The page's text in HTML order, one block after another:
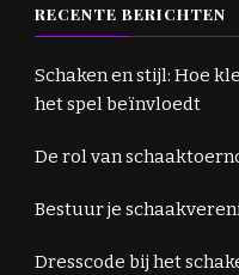
RECENTE BERICHTEN
Schaken en stijl: Hoe
het spel beïnvloedt
De rol van
Bestuur je
Dresscode bij het